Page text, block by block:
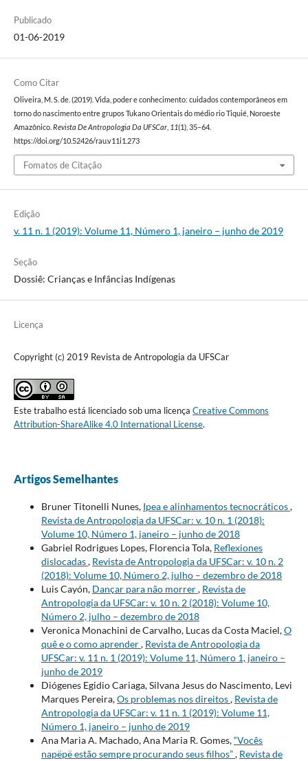
Publicado
01-06-2019
Como Citar
Oliveira, M. S. de. (2019). Vida, poder e conhecimento: cuidados contemporâneos em
torno do nascimento entre grupos Tukano Orientais do médio rio Tiquié, Noroeste
Amazônico. Revista De Antropologia Da UFSCar, 11(1), 35–64.
https://doi.org/10.52426/rau.v11i1.273
Fomatos de Citação
Edição
v. 11 n. 1 (2019): Volume 11, Número 1, janeiro – junho de 2019
Seção
Dossiê: Crianças e Infâncias Indígenas
Licença
Copyright (c) 2019 Revista de Antropologia da UFSCar
Este trabalho está licenciado sob uma licença Creative Commons
Attribution-ShareAlike 4.0 International License.
Artigos Semelhantes
Bruner Titonelli Nunes, Ipea e alinhamentos tecnocráticos,
Revista de Antropologia da UFSCar: v. 10 n. 1 (2018):
Volume 10, Número 1, janeiro – junho de 2018
Gabriel Rodrigues Lopes, Florencia Tola, Reflexiones
dislocadas, Revista de Antropologia da UFSCar: v. 10 n. 2
(2018): Volume 10, Número 2, julho – dezembro de 2018
Luis Cayón, Dançar para não morrer, Revista de
Antropologia da UFSCar: v. 10 n. 2 (2018): Volume 10,
Número 2, julho – dezembro de 2018
Veronica Monachini de Carvalho, Lucas da Costa Maciel,O
quê e o como aprender, Revista de Antropologia da
UFSCar: v. 11 n. 1 (2019): Volume 11, Número 1, janeiro –
junho de 2019
Diógenes Egidio Cariaga, Silvana Jesus do Nascimento, Levi
Marques Pereira,Os problemas nos direitos, Revista de
Antropologia da UFSCar: v. 11 n. 1 (2019): Volume 11,
Número 1, janeiro – junho de 2019
Ana Maria A. Machado, Ana Maria R. Gomes,“Vocês
napëpë estão sempre procurando seus filhos”, Revista de